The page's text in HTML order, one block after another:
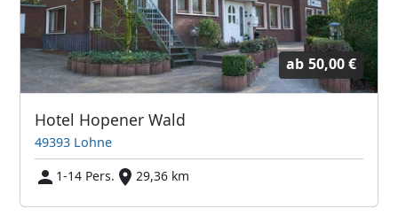
ab 50,00 €
Hotel Hopener Wald
49393 Lohne
1-14 Pers.
29,36 km